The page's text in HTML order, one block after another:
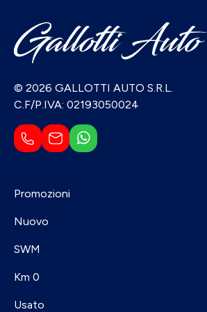
© 2026 GALLOTTI AUTO S.R.L.
C.F/P.IVA: 02193050024
Promozioni
Nuovo
SWM
Km 0
Usato